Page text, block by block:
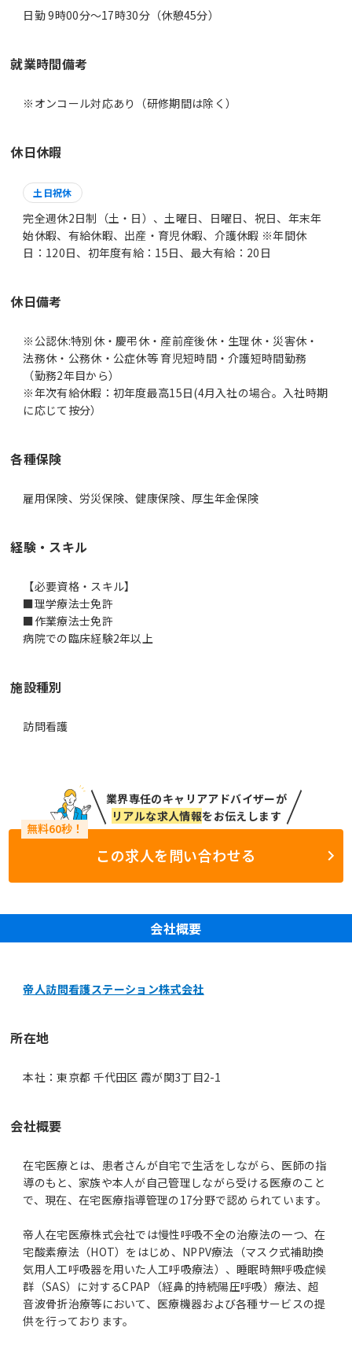
日勤 9時00分〜17時30分（休憩45分）
就業時間備考
休日休暇
土日祝休
完全週休2日制（土・日）、土曜日、日曜日、祝日、年末年
始休暇、有給休暇、出産・育児休暇、介護休暇 ※年間休
日：120日、初年度有給：15日、最大有給：20日
休日備考
※公認休:特別休・慶弔休・産前産後休・生理休・災害休・
法務休・公務休・公症休等 育児短時間・介護短時間勤務
（勤務2年目から）
※年次有給休暇：初年度最高15日(4月入社の場合。入社時期
に応じて按分）
各種保険
雇用保険、労災保険、健康保険、厚生年金保険
経験・スキル
【必要資格・スキル】
■理学療法士免許
■作業療法士免許
病院での臨床経験2年以上
施設種別
訪問看護
業界専任のキャリアアドバイザーが
リアルな求人情報をお伝えします
この求人を問い合わせる
会社概要
帝人訪問看護ステーション株式会社
所在地
本社：東京都 千代田区 霞が関3丁目2-1
会社概要
在宅医療とは、患者さんが自宅で生活をしながら、医師の指
導のもと、家族や本人が自己管理しながら受ける医療のこと
で、現在、在宅医療指導管理の17分野で認められています。
帝人在宅医療株式会社では慢性呼吸不全の治療法の一つ、在
宅酸素療法（HOT）をはじめ、NPPV療法（マスク式補助換
気用人工呼吸器を用いた人工呼吸療法）、睡眠時無呼吸症候
群（SAS）に対するCPAP（経鼻的持続陽圧呼吸）療法、超
音波骨折治療等において、医療機器および各種サービスの提
供を行っております。